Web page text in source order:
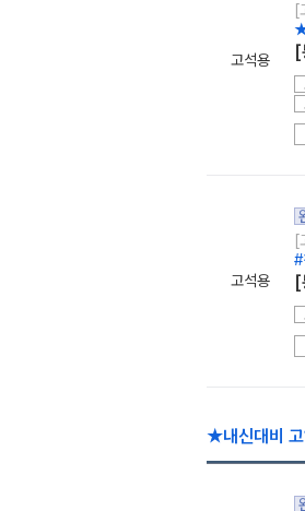
고석용
[
[
고석용
[
#
[
★내신대비